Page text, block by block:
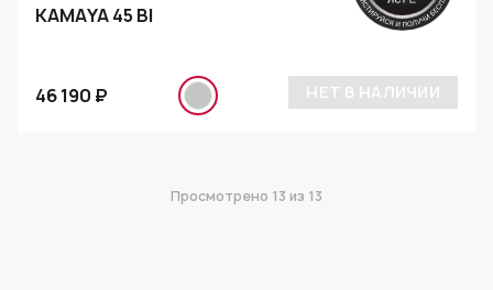
KAMAYA 45 BI
46 190 ₽ НЕТ В НАЛИЧИИ
Просмотрено 13 из 13